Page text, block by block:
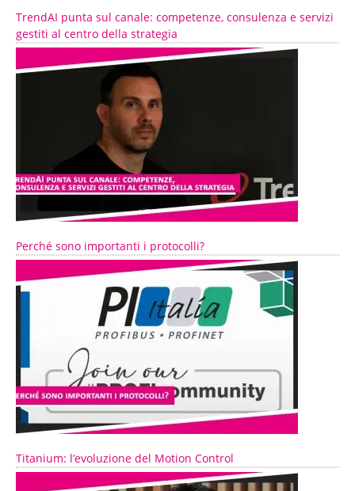
TrendAI punta sul canale: competenze, consulenza e servizi
gestiti al centro della strategia
Perché sono importanti i protocolli?
Titanium: l’evoluzione del Motion Control